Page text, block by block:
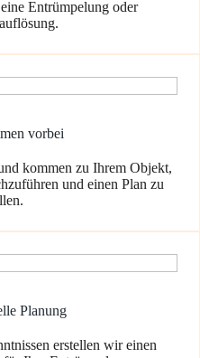
Entrümpelung oder
vorbei
kommen zu Ihrem Objekt,
und einen Plan zu
Planung
erstellen wir einen